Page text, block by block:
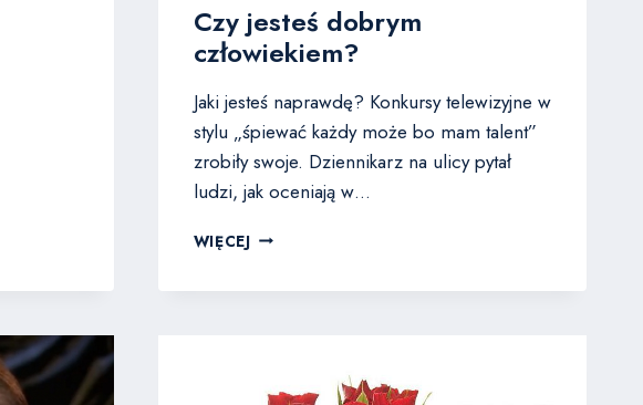
Czy jesteś dobrym
człowiekiem?
Jaki jesteś naprawdę? Konkursy telewizyjne w
stylu „śpiewać każdy może bo mam talent”
zrobiły swoje. Dziennikarz na ulicy pytał
ludzi, jak oceniają w…
WIĘCEJCZY